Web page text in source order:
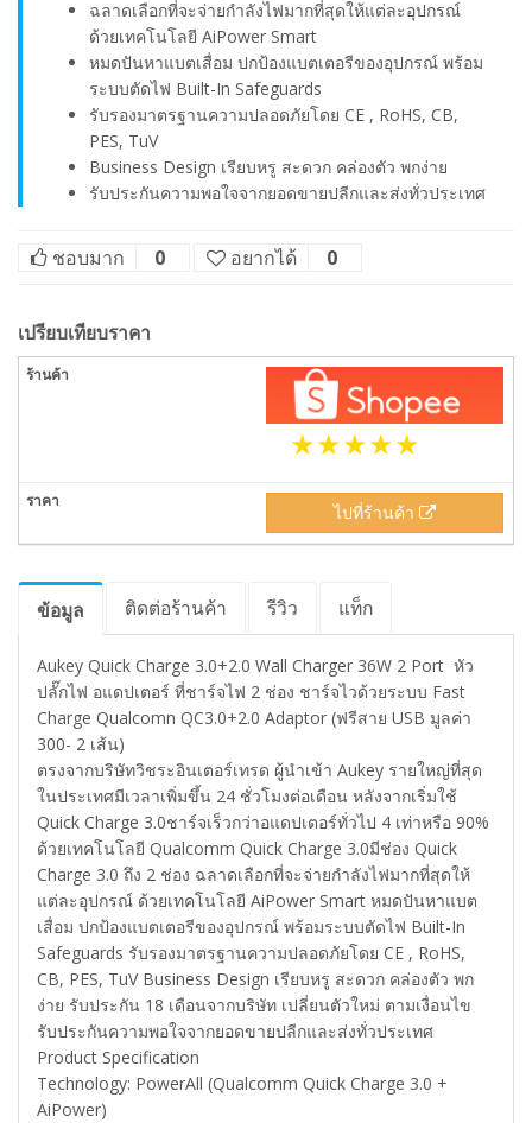
ฉลาดเลือกที่จะจ่ายกำลังไฟมากที่สุดให้แต่ละอุปกรณ์
ด้วยเทคโนโลยี AiPower Smart
หมดปันหาแบตเสื่อม ปกป้องแบตเตอรีของอุปกรณ์ พร้อม
ระบบตัดไฟ Built-In Safeguards
รับรองมาตรฐานความปลอดภัยโดย CE , RoHS, CB,
PES, TuV
Business Design เรียบหรู สะดวก คล่องตัว พกง่าย
รับประกันความพอใจจากยอดขายปลีกและส่งทั่วประเทศ
ชอบมาก 0 อยากได้ 0
เปรียบเทียบราคา
ไปที่ร้านค้า
ข้อมูล ติดต่อร้านค้า รีวิว แท็ก
Aukey Quick Charge 3.0+2.0 Wall Charger 36W 2 Port หัว
ปลั๊กไฟ อแดปเตอร์ ที่ชาร์จไฟ 2 ช่อง ชาร์จไวด้วยระบบ Fast
Charge Qualcomn QC3.0+2.0 Adaptor (ฟรีสาย USB มูลค่า
300- 2 เส้น)
ตรงจากบริษัทวิชระอินเตอร์เทรด ผู้นำเข้า Aukey รายใหญ่ที่สุด
ในประเทศมีเวลาเพิ่มขึ้น 24 ชั่วโมงต่อเดือน หลังจากเริ่มใช้
Quick Charge 3.0ชาร์จเร็วกว่าอแดปเตอร์ทั่วไป 4 เท่าหรือ 90%
ด้วยเทคโนโลยี Qualcomm Quick Charge 3.0มีช่อง Quick
Charge 3.0 ถึง 2 ช่อง ฉลาดเลือกที่จะจ่ายกำลังไฟมากที่สุดให้
แต่ละอุปกรณ์ ด้วยเทคโนโลยี AiPower Smart หมดปันหาแบต
เสื่อม ปกป้องแบตเตอรีของอุปกรณ์ พร้อมระบบตัดไฟ Built-In
Safeguards รับรองมาตรฐานความปลอดภัยโดย CE , RoHS,
CB, PES, TuV Business Design เรียบหรู สะดวก คล่องตัว พก
ง่าย รับประกัน 18 เดือนจากบริษัท เปลี่ยนตัวใหม่ ตามเงื่อนไข
รับประกันความพอใจจากยอดขายปลีกและส่งทั่วประเทศ
Product Specification
Technology: PowerAll (Qualcomm Quick Charge 3.0 +
AiPower)